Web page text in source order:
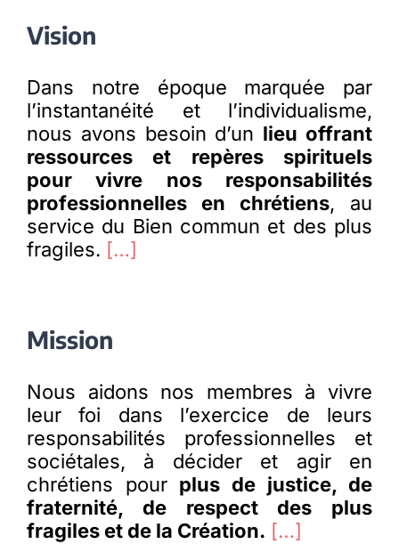
Spiritualité
Membres
L’actu
Nous soutenir
Vision
Dans notre époque marquée par
l’instantanéité et l’individualisme,
nous avons besoin d’un lieu offrant
ressources et repères spirituels
pour vivre nos responsabilités
professionnelles en chrétiens, au
service du Bien commun et des plus
fragiles. […]
Mission
Nous aidons nos membres à vivre
leur foi dans l’exercice de leurs
responsabilités professionnelles et
sociétales, à décider et agir en
chrétiens pour plus de justice, de
fraternité, de respect des plus
fragiles et de la Création. […]